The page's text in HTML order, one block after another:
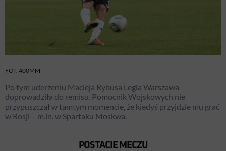
FOT. 400MM
Po tym uderzeniu Macieja Rybusa Legia Warszawa
doprowadziła do remisu. Pomocnik Wojskowych nie
przypuszczał w tamtym momencie, że kiedyś przyjdzie mu grać
w Rosji – m.in. w Spartaku Moskwa.
POSTACIE MECZU